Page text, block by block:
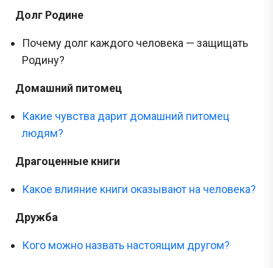
Долг Родине
Почему долг каждого человека — защищать
Родину?
Домашний питомец
Какие чувства дарит домашний питомец
людям?
Драгоценные книги
Какое влияние книги оказывают на человека?
Дружба
Кого можно назвать настоящим другом?